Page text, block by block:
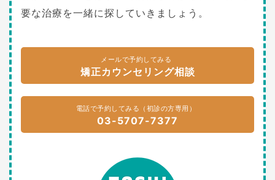
要な治療を一緒に探していきましょう。
メールで予約してみる
矯正カウンセリング相談
電話で予約してみる（初診の方専用）
03-5707-7377